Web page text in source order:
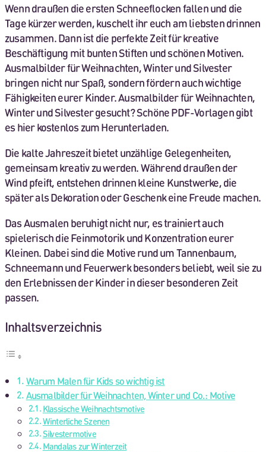
Wenn draußen die ersten Schneeflocken fallen und die
Tage kürzer werden, kuschelt ihr euch am liebsten drinnen
zusammen. Dann ist die perfekte Zeit für kreative
Beschäftigung mit bunten Stiften und schönen Motiven.
Ausmalbilder für Weihnachten, Winter und Silvester
bringen nicht nur Spaß, sondern fördern auch wichtige
Fähigkeiten eurer Kinder. Ausmalbilder für Weihnachten,
Winter und Silvester gesucht? Schöne PDF-Vorlagen gibt
es hier kostenlos zum Herunterladen.
Die kalte Jahreszeit bietet unzählige Gelegenheiten,
gemeinsam kreativ zu werden. Während draußen der
Wind pfeift, entstehen drinnen kleine Kunstwerke, die
später als Dekoration oder Geschenk eine Freude machen.
Das Ausmalen beruhigt nicht nur, es trainiert auch
spielerisch die Feinmotorik und Konzentration eurer
Kleinen. Dabei sind die Motive rund um Tannenbaum,
Schneemann und Feuerwerk besonders beliebt, weil sie zu
den Erlebnissen der Kinder in dieser besonderen Zeit
passen.
Inhaltsverzeichnis
Warum Malen für Kids so wichtig ist
Ausmalbilder für Weihnachten, Winter und Co.: Motive
Klassische Weihnachtsmotive
Winterliche Szenen
Silvestermotive
Mandalas zur Winterzeit